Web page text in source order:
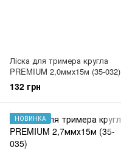
Ліска для тримера кругла
PREMIUM 2,0ммх15м (35-032)
132 грн
НОВИНКА